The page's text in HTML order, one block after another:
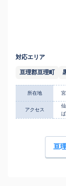
対応エリア
亘理郡亘理町
所在地
アクセス
ば
亘